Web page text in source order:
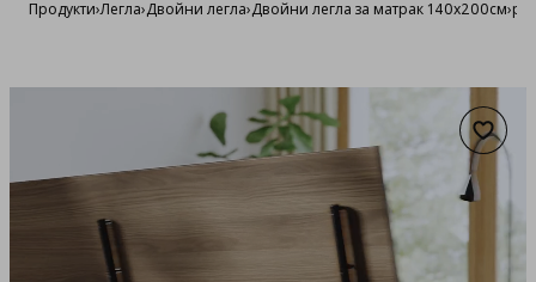
Продукти›Легла›Двойни легла›Двойни легла за матрак 140x200см›